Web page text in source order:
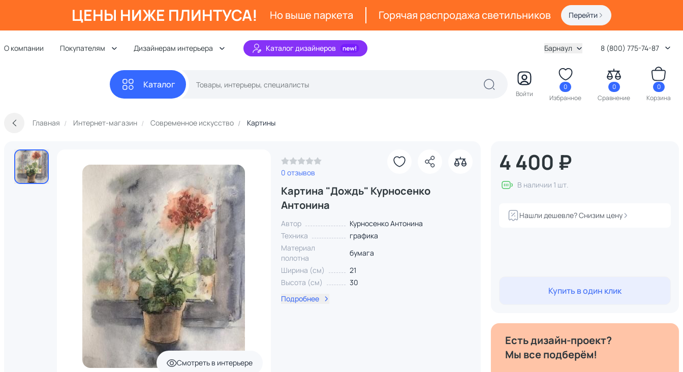
ЦЕНЫ НИЖЕ ПЛИНТУСА! Но выше паркета Горячая распродажа светильников Перейти
О компании Покупателям Дизайнерам интерьера Каталог дизайнеров Барнаул 8 (800) 775-74-87
Каталог
Войти
0
Избранное
0
Сравнение
0
Корзина
Главная Интернет-магазин Современное искусство Картины
Смотреть в интерьере
0 отзывов
Картина "Дождь" Курносенко
Антонина
Автор
Курносенко Антонина
Техника
графика
Материал
полотна
бумага
Ширина (см)
21
Высота (см)
30
Подробнее
4 400 ₽
В наличии 1 шт.
Нашли дешевле? Снизим цену
Купить в один клик
Есть дизайн-проект?
Мы все подберём!